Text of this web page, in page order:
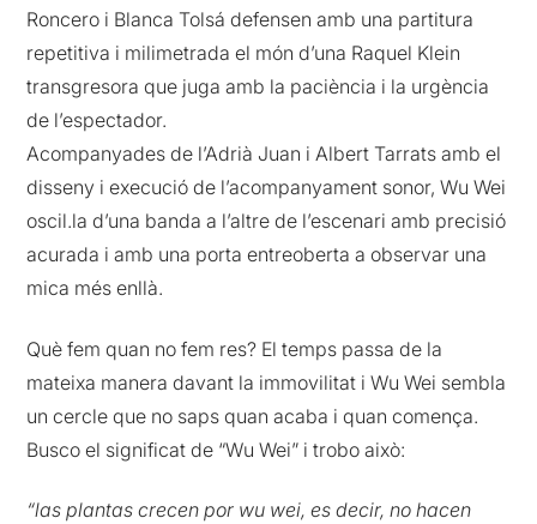
Roncero i Blanca Tolsá defensen amb una partitura
repetitiva i milimetrada el món d’una Raquel Klein
transgresora que juga amb la paciència i la urgència
de l’espectador.
Acompanyades de l’Adrià Juan i Albert Tarrats amb el
disseny i execució de l’acompanyament sonor, Wu Wei
oscil.la d’una banda a l’altre de l’escenari amb precisió
acurada i amb una porta entreoberta a observar una
mica més enllà.
Què fem quan no fem res? El temps passa de la
mateixa manera davant la immovilitat i Wu Wei sembla
un cercle que no saps quan acaba i quan comença.
Busco el significat de “Wu Wei” i trobo això:
“las plantas crecen por wu wei, es decir, no hacen